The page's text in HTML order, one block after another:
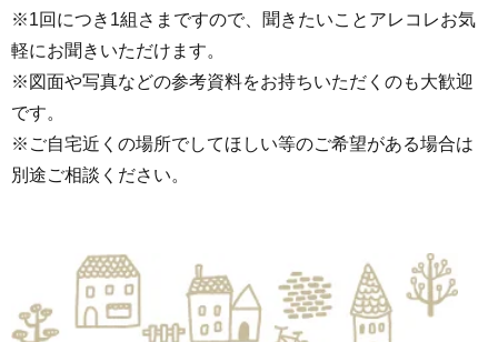
※1回につき1組さまですので、聞きたいことアレコレお気
軽にお聞きいただけます。
※図面や写真などの参考資料をお持ちいただくのも大歓迎
です。
※ご自宅近くの場所でしてほしい等のご希望がある場合は
別途ご相談ください。